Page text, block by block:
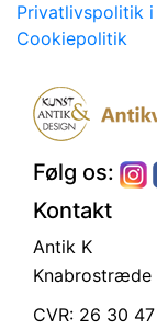
Privatlivspolitik
Cookiepolitik
Følg os:
Kontakt
Antik K
Knabrostræde
CVR: 26 30